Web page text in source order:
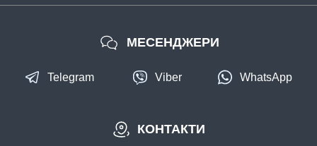
КОНТАКТИ
МЕСЕНДЖЕРИ
Telegram Viber WhatsApp